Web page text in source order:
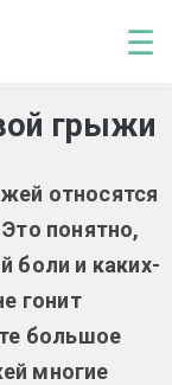
☰
грыжи
относятся
понятно,
боли и каких-
гонит
большое
многие